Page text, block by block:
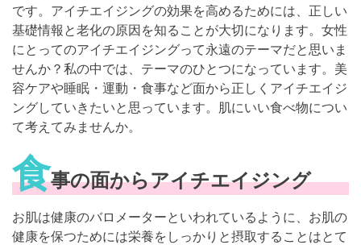
です。アイチエイジングの効果を高めるためには、正しい
基礎情報と老化の原因を知ることが大切になります。女性
にとってのアイチエイジングって永遠のテーマだと思いま
せんか？私の中では、テーマのひとつになっています。美
容ケアや睡眠・運動・食事など面から正しくアイチエイジ
ングしていきたいと思っています。肌にいい食べ物につい
て考えてみませんか。
食事の面からアイチエイジング
お肌は健康のバロメーターといわれているように、お肌の
健康を保つためには栄養をしっかりと摂取することはとて